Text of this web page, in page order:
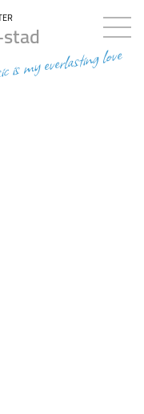
is my everlasting love